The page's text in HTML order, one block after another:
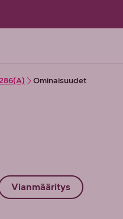
Ominaisuudet
Vianmääritys